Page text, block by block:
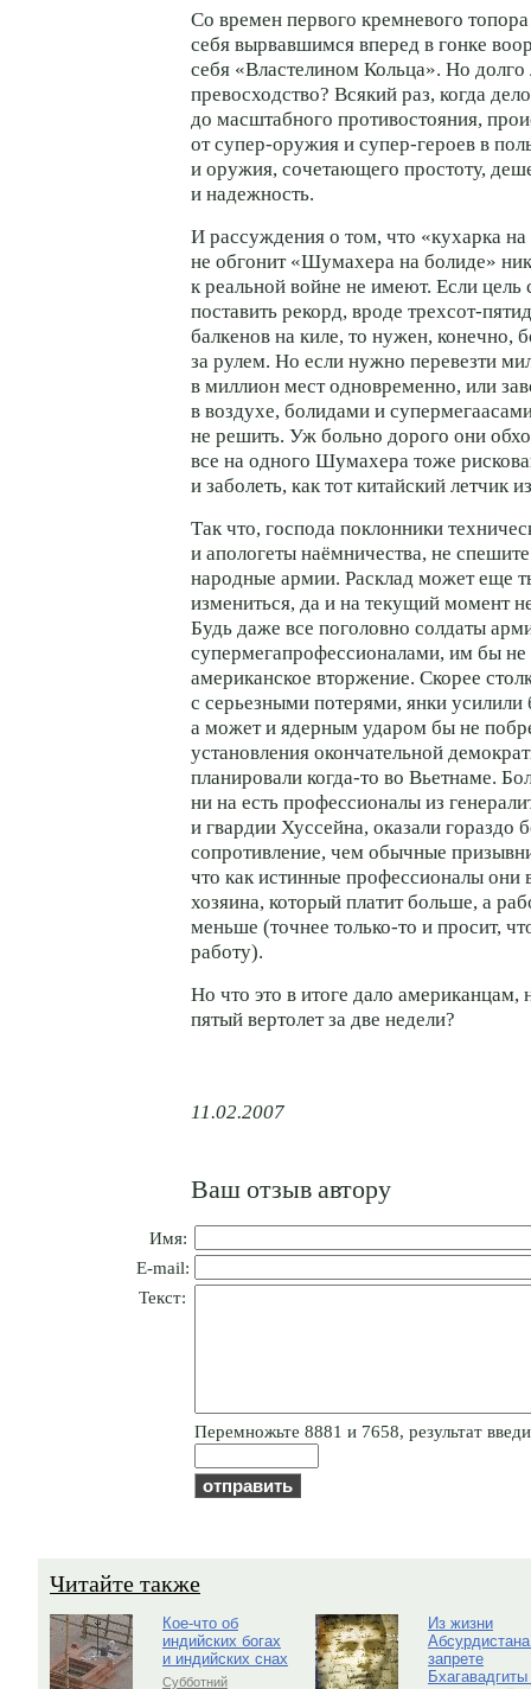
Со времен первого кремневого
себя вырвавшимся вперед в гонке
себя «Властелином Кольца». Но долго
превосходство? Всякий раз, когда
до масштабного противостояния,
от супер-оружия и супер-героев в
и оружия, сочетающего простоту,
и надежность.
И рассуждения о том, что «кухарка
не обгонит «Шумахера на болиде»
к реальной войне не имеют. Если цель
поставить рекорд, вроде трехсот-
балкенов на киле, то нужен,
за рулем. Но если нужно перевезти
в миллион мест одновременно, или
в воздухе, болидами и
не решить. Уж больно дорого они
все на одного Шумахера тоже
и заболеть, как тот китайский летчик
Так что, господа поклонники
и апологеты наёмничества, не
народные армии. Расклад может еще
измениться, да и на текущий момент
Будь даже все поголовно солдаты
супермегапрофессионалами, им бы не
американское вторжение. Скорее
с серьезными потерями, янки усилили
а может и ядерным ударом бы не
установления окончательной
планировали когда-то во Вьетнаме.
ни на есть профессионалы из
и гвардии Хуссейна, оказали гораздо
сопротивление, чем обычные
что как истинные профессионалы они
хозяина, который платит больше, а
меньше (точнее только-то и просит,
работу).
Но что это в итоге дало
пятый вертолет за две недели?
11.02.2007
Ваш отзыв автору
Имя:
E-mail:
Текст:
Пepeмнoжьтe 8881 и 7658, результат
Читайте также
Кое-что об
индийских богах
и индийских снах
Субботний
Из жизни
запрете
Бхагавадгиты